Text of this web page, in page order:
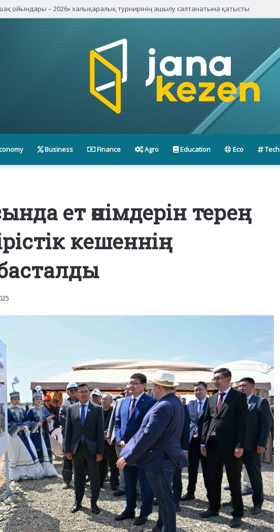
жетекші компаниялары басшыларымен кездесті
Business Finance Agro Education Eco Tech
ет өнімдерін терең
кешеннің